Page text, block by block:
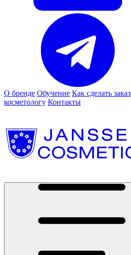
О бренде Обучение Как сделать заказ
косметологу Контакты